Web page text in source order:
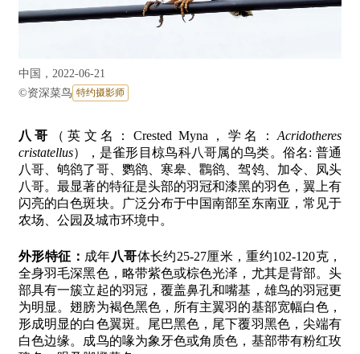
中国，2022-06-21
©资深菜鸟 特约摄影师
八哥 （英文名：Crested Myna，学名：Acridotheres
cristatellus），是雀形目椋鸟科八哥属的鸟类。俗名: 普通
八哥、鸲鹆了哥、鹦鹆、寒皋、鸜鹆、驾鸰、加令、凤头
八哥。最显著的特征是头部的羽冠和漆黑的羽色，翼上有
闪亮的白色斑块。广泛分布于中国南部至东南亚，常见于
农场、公园及城市环境中。
外形特征： 成年八哥体长约25-27厘米，重约102-120克，
全身羽毛深黑色，略带紫色或棕色光泽，尤其是背部。头
部具有一簇立起的羽冠，覆盖鼻孔和嘴基，雄鸟的羽冠更
为明显。翅膀为褐色黑色，所有主翼羽的基部宽幅白色，
形成明显的白色翼斑。尾巴黑色，尾下覆羽黑色，尖端有
白色边缘。成鸟的喙为象牙色或角质色，基部带有粉红玫